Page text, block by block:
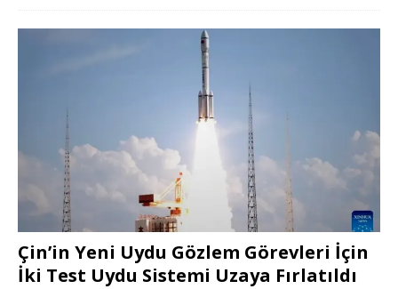
Çin’in Yeni Uydu Gözlem Görevleri İçin
İki Test Uydu Sistemi Uzaya Fırlatıldı